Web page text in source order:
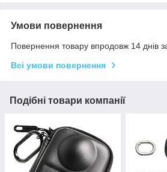
Умови повернення
Повернення товару впродовж 14 днів
Всі умови повернення
Подібні товари компанії